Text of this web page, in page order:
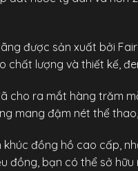
được sản xuất bởi
lượng và thiết kế,
cho ra mắt hàng trăm
mang đậm nét thể
đồng hồ cao cấp,
đồng, bạn có thể sở